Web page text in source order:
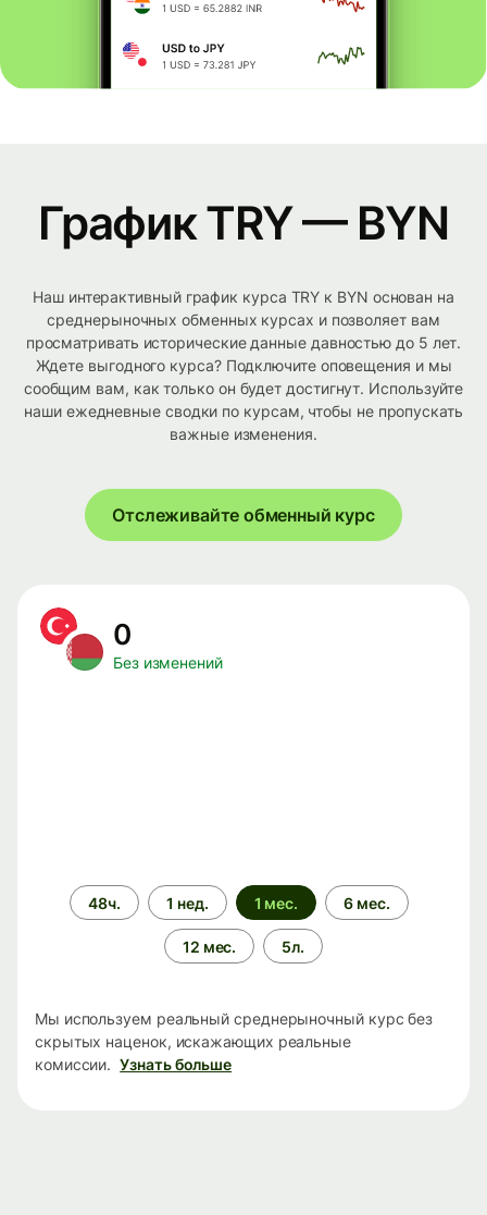
График TRY — BYN
Наш интерактивный график курса TRY к BYN основан на
среднерыночных обменных курсах и позволяет вам
просматривать исторические данные давностью до 5 лет.
Ждете выгодного курса? Подключите оповещения и мы
сообщим вам, как только он будет достигнут. Используйте
наши ежедневные сводки по курсам, чтобы не пропускать
важные изменения.
Отслеживайте обменный курс
0
Без изменений
Период
времени
48ч. 1 нед. 1 мес. 6 мес.
12 мес. 5л.
Мы используем реальный среднерыночный курс без
скрытых наценок, искажающих реальные
комиссии. Узнать больше